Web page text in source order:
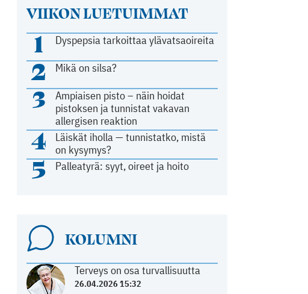
VIIKON LUETUIMMAT
1 Dyspepsia tarkoittaa ylävatsaoireita
2 Mikä on silsa?
3
Ampiaisen pisto – näin hoidat
pistoksen ja tunnistat vakavan
allergisen reaktion
4
Läiskät iholla — tunnistatko, mistä
on kysymys?
5 Palleatyrä: syyt, oireet ja hoito
KOLUMNI
Terveys on osa turvallisuutta
26.04.2026 15:32